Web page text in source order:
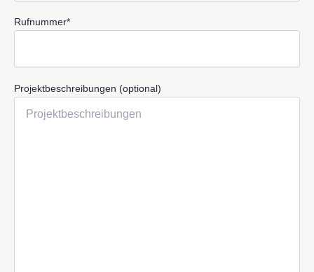
Rufnummer*
Projektbeschreibungen (optional)